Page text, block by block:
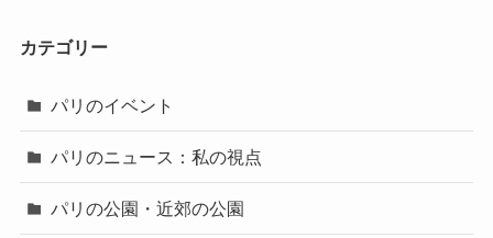
カテゴリー
パリのイベント
パリのニュース：私の視点
パリの公園・近郊の公園